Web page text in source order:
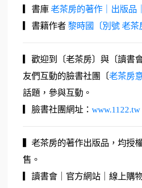
▎書庫 老茶房的著作｜出版品
▎書籍作者 黎時國〔別號 老茶
▎歡迎到〔老茶房〕與〔讀書
友們互動的臉書社團〔老茶房
話題，參與互動。
▎臉書社團網址： www.1122.tw
▍老茶房的著作出版品，均授
售。
▎讀書會｜官方網站｜線上購